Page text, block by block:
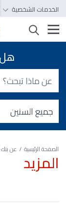
الخدمات الشخصية
تغيير التصفّح
الصفحة الرئيسية عن بنك
المزيد